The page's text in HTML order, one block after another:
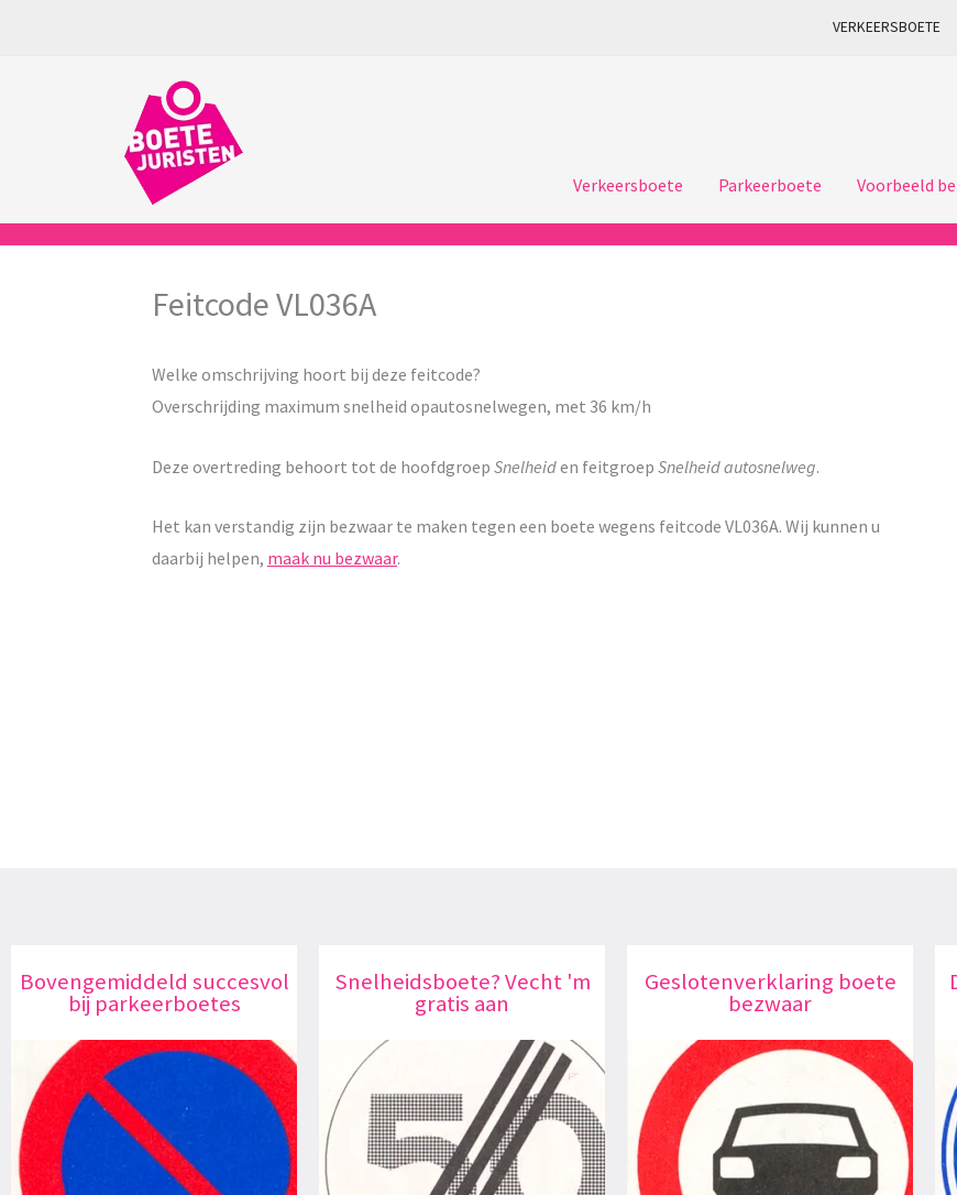
VERKEERSBOETE
Verkeersboete Parkeerboete Voorbeeld
Feitcode VL036A
Welke omschrijving hoort bij deze feitcode?
Overschrijding maximum snelheid opautosnelwegen, met 36 km/h
Deze overtreding behoort tot de hoofdgroep Snelheiden feitgroep Snelheid autosnelweg.
Het kan verstandig zijn bezwaar te maken tegen een boete wegens feitcode VL036A. Wij kunnen u
daarbij helpen, maak nu bezwaar.
Bovengemiddeld succesvol
bij parkeerboetes
Snelheidsboete? Vecht 'm
gratis aan
Geslotenverklaring boete
bezwaar